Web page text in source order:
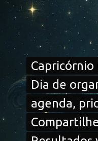
Capricórnio
Dia de
agenda,
Capricórnio
Dia de
agenda,